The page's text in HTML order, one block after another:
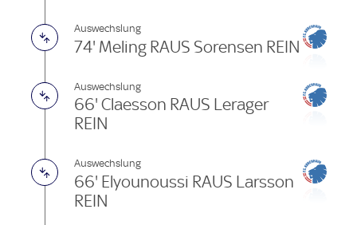
Auswechslung
74' Meling RAUS Sorensen REIN
Auswechslung
66' Claesson RAUS Lerager
REIN
Auswechslung
66' Elyounoussi RAUS Larsson
REIN